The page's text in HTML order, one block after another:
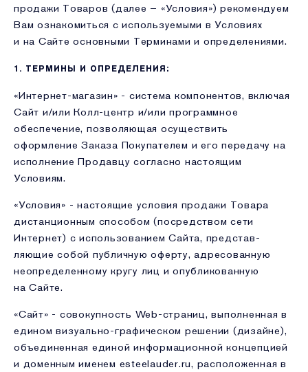
продажи Товаров (далее – «Условия») рекомендуем
Вам ознакомиться с используемыми в Условиях
и на Сайте основными Терминами и определениями.
1. ТЕРМИНЫ И ОПРЕДЕЛЕНИЯ:
«Интернет-магазин» - система компонентов, включая
Сайт и/или Колл-центр и/или программное
обеспечение, позволяющая осуществить
оформление Заказа Покупателем и его передачу на
исполнение Продавцу согласно настоящим
Условиям.
«Условия» - настоящие условия продажи Товара
дистанционным способом (посредством сети
Интернет) с использованием Сайта, представ­
ляющие собой публичную оферту, адресованную
неопределенному кругу лиц и опубликованную
на Сайте.
«Сайт» - совокупность Web-страниц, выполненная в
едином визуально-графическом решении (дизайне),
объединенная единой информационной концепцией
и доменным именем esteelauder.ru, расположенная в